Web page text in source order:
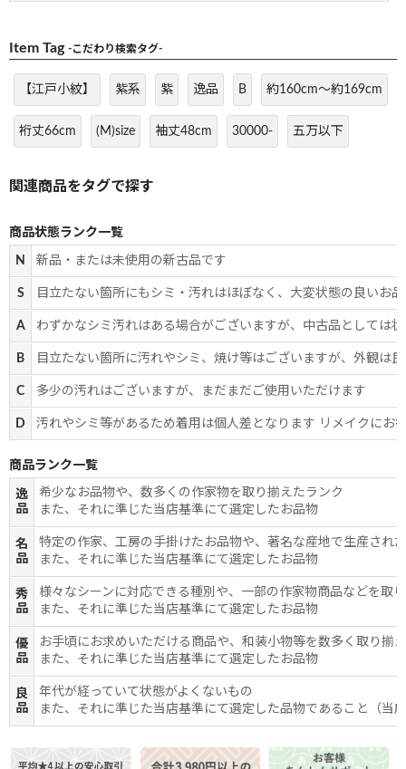
Item Tag -こだわり検索タグ-
【江戸小紋】 紫系 紫 逸品 B 約160cm～約169cm
裄丈66cm (M)size 袖丈48cm 30000- 五万以下
商品状態ランク一覧
N 新品・または未使用の新古品です
S 目立たない箇所にもシミ・汚れはほぼなく、大変状態の良いお
A わずかなシミ汚れはある場合がございますが、中古品としては
B 目立たない箇所に汚れやシミ、焼け等はございますが、外観は
C 多少の汚れはございますが、まだまだご使用いただけます
D 汚れやシミ等があるため着用は個人差となります リメイクにお
商品ランク一覧
逸
品
希少なお品物や、数多くの作家物を取り揃えたランク
また、それに準じた当店基準にて選定したお品物
名
品
特定の作家、工房の手掛けたお品物や、著名な産地で生産され
また、それに準じた当店基準にて選定したお品物
秀
品
様々なシーンに対応できる種別や、一部の作家物商品などを取
また、それに準じた当店基準にて選定したお品物
優
品
お手頃にお求めいただける商品や、和装小物等を数多く取り揃
また、それに準じた当店基準にて選定したお品物
良
品
年代が経っていて状態がよくないもの
また、それに準じた当店基準にて選定した品物であること（当